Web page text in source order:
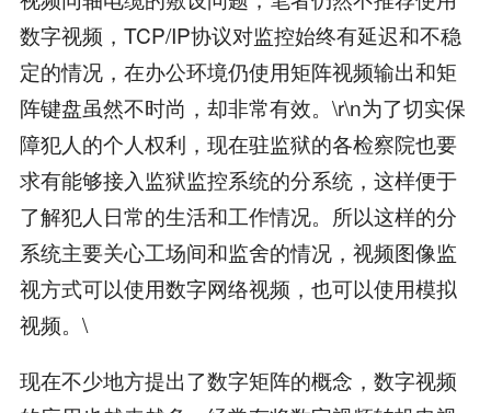
数字视频，TCP/IP协议对监控始终有延迟和不稳
定的情况，在办公环境仍使用矩阵视频输出和矩
阵键盘虽然不时尚，却非常有效。\r\n为了切实保
障犯人的个人权利，现在驻监狱的各检察院也要
求有能够接入监狱监控系统的分系统，这样便于
了解犯人日常的生活和工作情况。所以这样的分
系统主要关心工场间和监舍的情况，视频图像监
视方式可以使用数字网络视频，也可以使用模拟
视频。\
现在不少地方提出了数字矩阵的概念，数字视频